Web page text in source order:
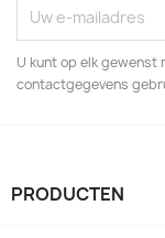
U kunt op elk gewenst
contactgegevens
PRODUCTEN